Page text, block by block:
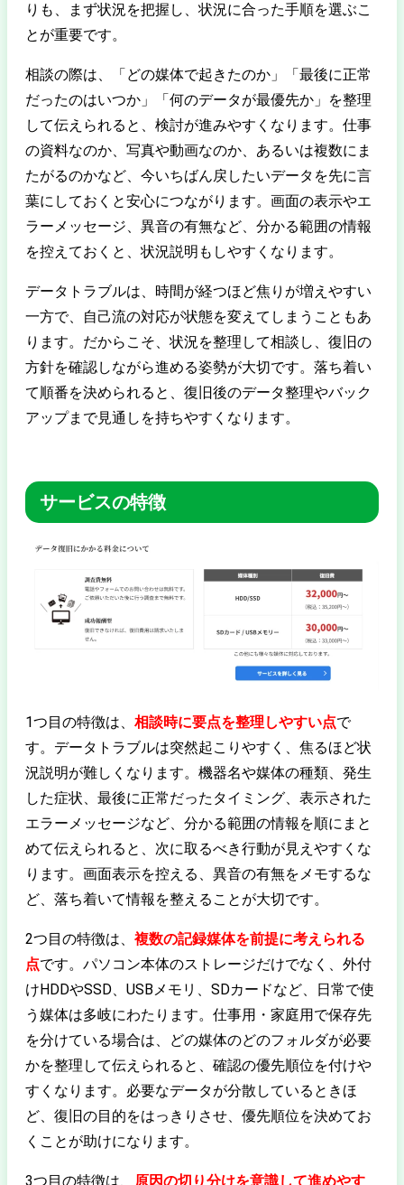
りも、まず状況を把握し、状況に合った手順を選ぶこ
とが重要です。
相談の際は、「どの媒体で起きたのか」「最後に正常
だったのはいつか」「何のデータが最優先か」を整理
して伝えられると、検討が進みやすくなります。仕事
の資料なのか、写真や動画なのか、あるいは複数にま
たがるのかなど、今いちばん戻したいデータを先に言
葉にしておくと安心につながります。画面の表示やエ
ラーメッセージ、異音の有無など、分かる範囲の情報
を控えておくと、状況説明もしやすくなります。
データトラブルは、時間が経つほど焦りが増えやすい
一方で、自己流の対応が状態を変えてしまうこともあ
ります。だからこそ、状況を整理して相談し、復旧の
方針を確認しながら進める姿勢が大切です。落ち着い
て順番を決められると、復旧後のデータ整理やバック
アップまで見通しを持ちやすくなります。
サービスの特徴
1つ目の特徴は、 相談時に要点を整理しやすい点で
す。データトラブルは突然起こりやすく、焦るほど状
況説明が難しくなります。機器名や媒体の種類、発生
した症状、最後に正常だったタイミング、表示された
エラーメッセージなど、分かる範囲の情報を順にまと
めて伝えられると、次に取るべき行動が見えやすくな
ります。画面表示を控える、異音の有無をメモするな
ど、落ち着いて情報を整えることが大切です。
2つ目の特徴は、 複数の記録媒体を前提に考えられる
点です。パソコン本体のストレージだけでなく、外付
けHDDやSSD、USBメモリ、SDカードなど、日常で使
う媒体は多岐にわたります。仕事用・家庭用で保存先
を分けている場合は、どの媒体のどのフォルダが必要
かを整理して伝えられると、確認の優先順位を付けや
すくなります。必要なデータが分散しているときほ
ど、復旧の目的をはっきりさせ、優先順位を決めてお
くことが助けになります。
3つ目の特徴は、 原因の切り分けを意識して進めやす